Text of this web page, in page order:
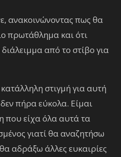
ανακοινώνοντας πως θα
πρωτάθλημα και ότι
από το στίβο για
στιγμή για αυτή
πήρα εύκολα. Είμαι
που είχα όλα αυτά τα
γιατί θα αναζητήσω
αδράξω άλλες ευκαιρίες